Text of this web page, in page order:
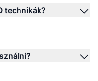
technikák?